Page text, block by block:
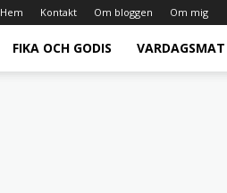
Hem Kontakt Om bloggen Om mig
FIKA OCH GODIS VARDAGSMAT